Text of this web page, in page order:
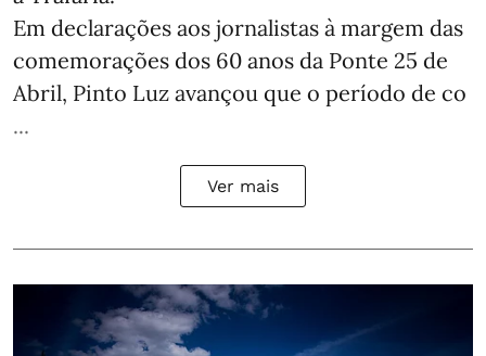
Em declarações aos jornalistas à margem das
comemorações dos 60 anos da Ponte 25 de
Abril, Pinto Luz avançou que o período de co
...
Ver mais